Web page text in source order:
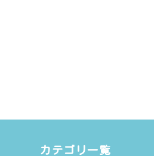
カテゴリ一覧